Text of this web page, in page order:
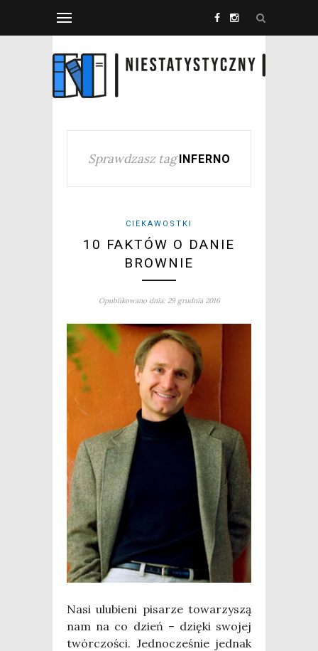
Sprawdzasz tag INFERNO
CIEKAWOSTKI
10 FAKTÓW O DANIE
BROWNIE
Opublikowano dnia: 29 grudnia 2016
Nasi ulu­bie­ni pisa­rze towa­rzy­szą
nam na co dzień – dzię­ki swo­jej
twór­czo­ści. Jed­no­cze­śnie jed­nak